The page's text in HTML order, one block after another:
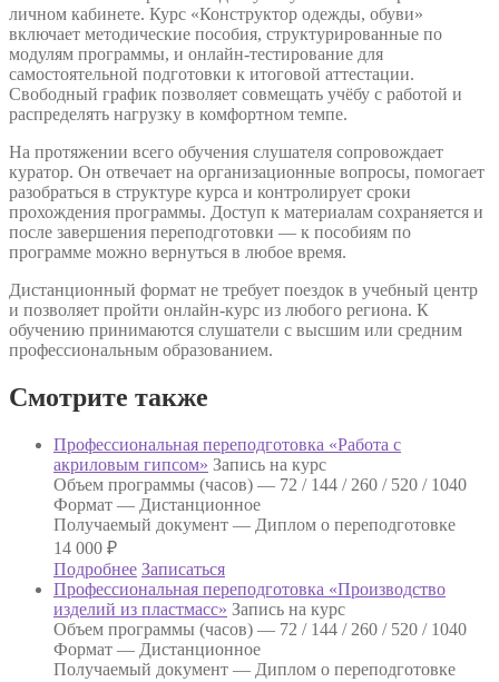
личном кабинете. Курс «Конструктор одежды, обуви»
включает методические пособия, структурированные по
модулям программы, и онлайн-тестирование для
самостоятельной подготовки к итоговой аттестации.
Свободный график позволяет совмещать учёбу с работой и
распределять нагрузку в комфортном темпе.
На протяжении всего обучения слушателя сопровождает
куратор. Он отвечает на организационные вопросы, помогает
разобраться в структуре курса и контролирует сроки
прохождения программы. Доступ к материалам сохраняется и
после завершения переподготовки — к пособиям по
программе можно вернуться в любое время.
Дистанционный формат не требует поездок в учебный центр
и позволяет пройти онлайн-курс из любого региона. К
обучению принимаются слушатели с высшим или средним
профессиональным образованием.
Смотрите также
Профессиональная переподготовка «Работа с
акриловым гипсом» Запись на курс
Объем программы (часов) — 72 / 144 / 260 / 520 / 1040
Формат — Дистанционное
Получаемый документ — Диплом о переподготовке
14 000 ₽
Подробнее Записаться
Профессиональная переподготовка «Производство
изделий из пластмасс» Запись на курс
Объем программы (часов) — 72 / 144 / 260 / 520 / 1040
Формат — Дистанционное
Получаемый документ — Диплом о переподготовке